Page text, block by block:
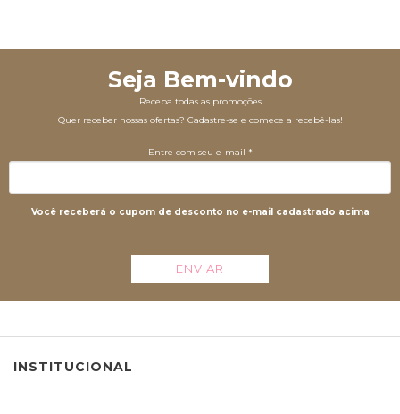
Seja Bem-vindo
Receba todas as promoções
Quer receber nossas ofertas? Cadastre-se e comece a recebê-las!
Entre com seu e-mail *
Você receberá o cupom de desconto no e-mail cadastrado acima
ENVIAR
INSTITUCIONAL